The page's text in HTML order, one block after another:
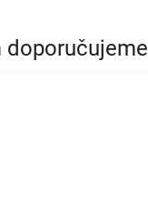
doporučujeme